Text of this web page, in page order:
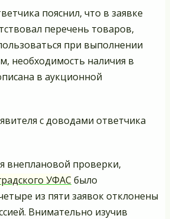
пояснил, что в заявке
перечень товаров,
при выполнении
необходимость наличия в
в аукционной
с доводами ответчика
внеплановой проверки,
УФАС было
из пяти заявок отклонены
Внимательно изучив